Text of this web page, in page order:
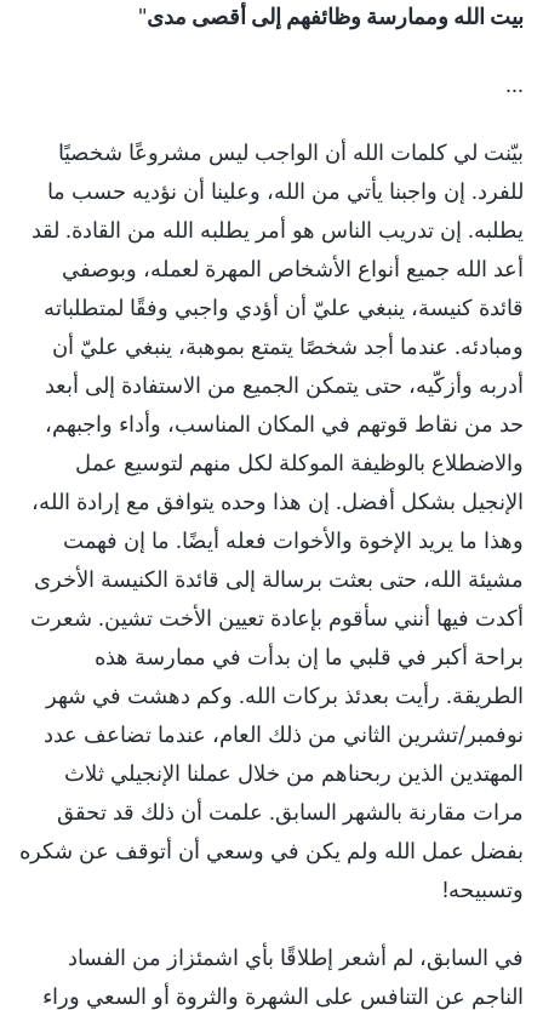
بيت الله وممارسة وظائفهم إلى أقصى مدى"
...
بيّنت لي كلمات الله أن الواجب ليس مشروعًا شخصيًا
للفرد. إن واجبنا يأتي من الله، وعلينا أن نؤديه حسب ما
يطلبه. إن تدريب الناس هو أمر يطلبه الله من القادة. لقد
أعد الله جميع أنواع الأشخاص المهرة لعمله، وبوصفي
قائدة كنيسة، ينبغي عليّ أن أؤدي واجبي وفقًا لمتطلباته
ومبادئه. عندما أجد شخصًا يتمتع بموهبة، ينبغي عليّ أن
أدربه وأزكّيه، حتى يتمكن الجميع من الاستفادة إلى أبعد
حد من نقاط قوتهم في المكان المناسب، وأداء واجبهم،
والاضطلاع بالوظيفة الموكلة لكل منهم لتوسيع عمل
الإنجيل بشكل أفضل. إن هذا وحده يتوافق مع إرادة الله،
وهذا ما يريد الإخوة والأخوات فعله أيضًا. ما إن فهمت
مشيئة الله، حتى بعثت برسالة إلى قائدة الكنيسة الأخرى
أكدت فيها أنني سأقوم بإعادة تعيين الأخت تشين. شعرت
براحة أكبر في قلبي ما إن بدأت في ممارسة هذه
الطريقة. رأيت بعدئذ بركات الله. وكم دهشت في شهر
نوفمبر/تشرين الثاني من ذلك العام، عندما تضاعف عدد
المهتدين الذين ربحناهم من خلال عملنا الإنجيلي ثلاث
مرات مقارنة بالشهر السابق. علمت أن ذلك قد تحقق
بفضل عمل الله ولم يكن في وسعي أن أتوقف عن شكره
وتسبيحه!
في السابق، لم أشعر إطلاقًا بأي اشمئزاز من الفساد
الناجم عن التنافس على الشهرة والثروة أو السعي وراء